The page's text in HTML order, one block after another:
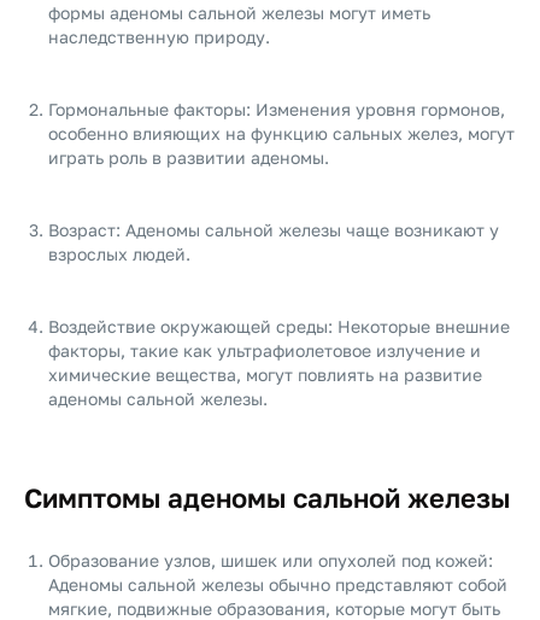
формы аденомы сальной железы могут иметь
наследственную природу.
Гормональные факторы: Изменения уровня гормонов,
особенно влияющих на функцию сальных желез, могут
играть роль в развитии аденомы.
Возраст: Аденомы сальной железы чаще возникают у
взрослых людей.
Воздействие окружающей среды: Некоторые внешние
факторы, такие как ультрафиолетовое излучение и
химические вещества, могут повлиять на развитие
аденомы сальной железы.
Симптомы аденомы сальной железы
Образование узлов, шишек или опухолей под кожей:
Аденомы сальной железы обычно представляют собой
мягкие, подвижные образования, которые могут быть